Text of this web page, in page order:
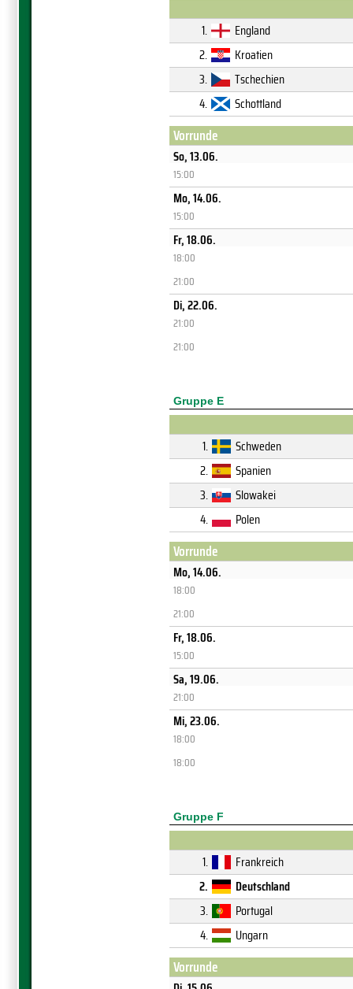
1.
England
2.
Kroatien
3.
Tschechien
4.
Schottland
Vorrunde
So, 13.06.
15:00
Mo, 14.06.
15:00
Fr, 18.06.
18:00
21:00
Di, 22.06.
21:00
21:00
Gruppe E
1.
Schweden
2.
Spanien
3.
Slowakei
4.
Polen
Vorrunde
Mo, 14.06.
18:00
21:00
Fr, 18.06.
15:00
Sa, 19.06.
21:00
Mi, 23.06.
18:00
18:00
Gruppe F
1.
Frankreich
2.
Deutschland
3.
Portugal
4.
Ungarn
Vorrunde